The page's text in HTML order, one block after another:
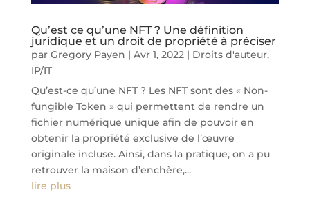
Qu’est ce qu’une NFT ? Une définition
juridique et un droit de propriété à préciser
par Gregory Payen | Avr 1, 2022| Droits d'auteur,
IP/IT
Qu’est-ce qu’une NFT ? Les NFT sont des « Non-
fungible Token » qui permettent de rendre un
fichier numérique unique afin de pouvoir en
obtenir la propriété exclusive de l’œuvre
originale incluse. Ainsi, dans la pratique, on a pu
retrouver la maison d’enchère,...
lire plus